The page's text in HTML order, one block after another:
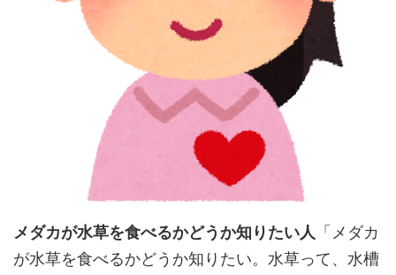
メダカが水草を食べるかどうか知りたい人 「メダカ
が水草を食べるかどうか知りたい。水草って、水槽